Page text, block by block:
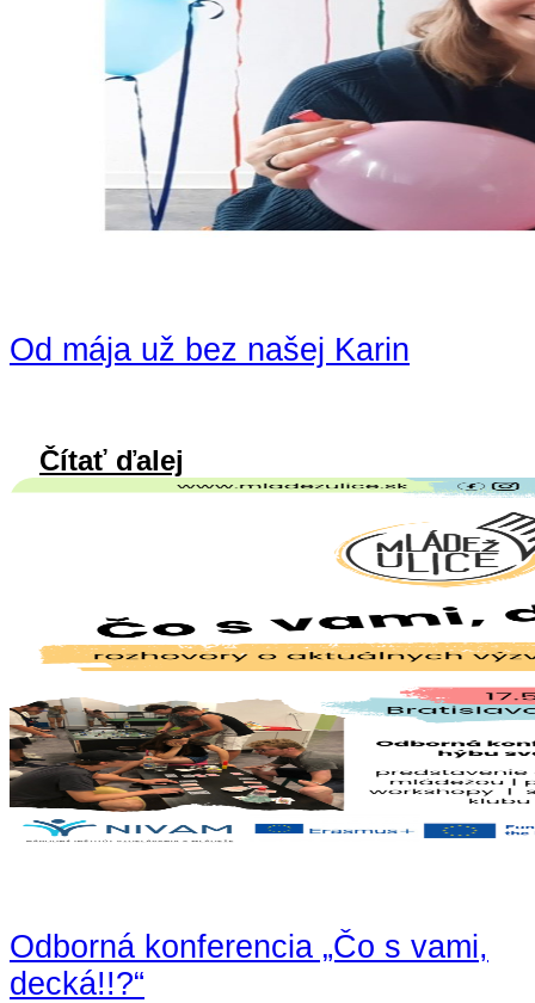
Od mája už bez našej Karin
Čítať ďalej
Odborná konferencia „Čo s vami,
decká!!?“